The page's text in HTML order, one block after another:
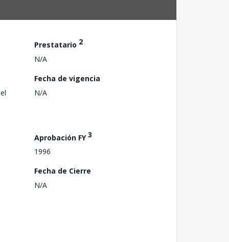
Prestatario 2
N/A
Fecha de vigencia
N/A
Aprobación FY3
1996
Fecha de Cierre
N/A